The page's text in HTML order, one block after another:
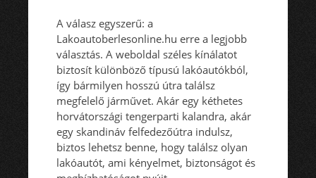
A válasz egyszerű: a
Lakoautoberlesonline.hu erre a legjobb
választás. A weboldal széles kínálatot
biztosít különböző típusú lakóautókból,
így bármilyen hosszú útra találsz
megfelelő járművet. Akár egy kéthetes
horvátországi tengerparti kalandra, akár
egy skandináv felfedezőútra indulsz,
biztos lehetsz benne, hogy találsz olyan
lakóautót, ami kényelmet, biztonságot és